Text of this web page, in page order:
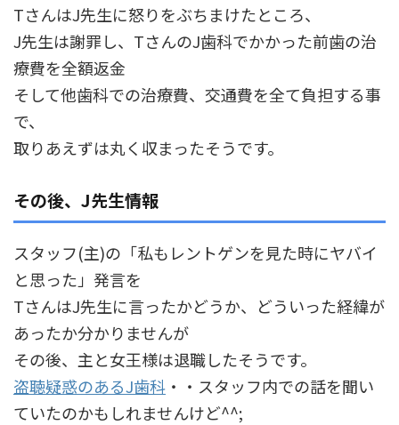
TさんはJ先生に怒りをぶちまけたところ、
J先生は謝罪し、TさんのJ歯科でかかった前歯の治
療費を全額返金
そして他歯科での治療費、交通費を全て負担する事
で、
取りあえずは丸く収まったそうです。
その後、J先生情報
スタッフ(主)の「私もレントゲンを見た時にヤバイ
と思った」発言を
TさんはJ先生に言ったかどうか、どういった経緯が
あったか分かりませんが
その後、主と女王様は退職したそうです。
盗聴疑惑のあるJ歯科 ・・スタッフ内での話を聞い
ていたのかもしれませんけど^^;